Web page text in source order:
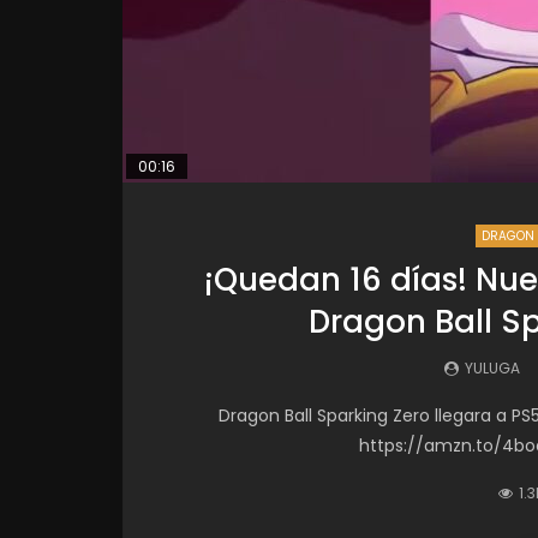
00:16
DRAGON
¡Quedan 16 días!
Dragon Ball
YULUGA
Dragon Ball Sparking Zero llegara a
https://amzn.to/